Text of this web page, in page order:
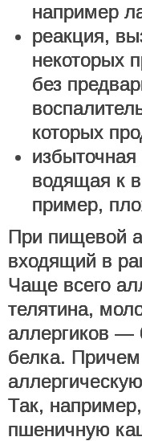
например
реакция,
некоторых
без
которых
водящая к
пример,
При пищевой
входящий в
Чаще всего
телятина,
аллергиков —
белка.
Так,
пшеничную